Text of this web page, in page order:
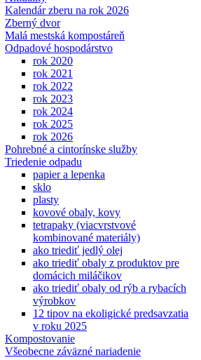
Kalendár zberu na rok 2026
Zberný dvor
Malá mestská kompostáreň
Odpadové hospodárstvo
rok 2020
rok 2021
rok 2022
rok 2023
rok 2024
rok 2025
rok 2026
Pohrebné a cintorínske služby
Triedenie odpadu
papier a lepenka
sklo
plasty
kovové obaly, kovy
tetrapaky (viacvrstvové
kombinované materiály)
ako triediť jedlý olej
ako triediť obaly z produktov pre
domácich miláčikov
ako triediť obaly od rýb a rybacích
výrobkov
12 tipov na ekoligické predsavzatia
v roku 2025
Kompostovanie
Všeobecne záväzné nariadenie